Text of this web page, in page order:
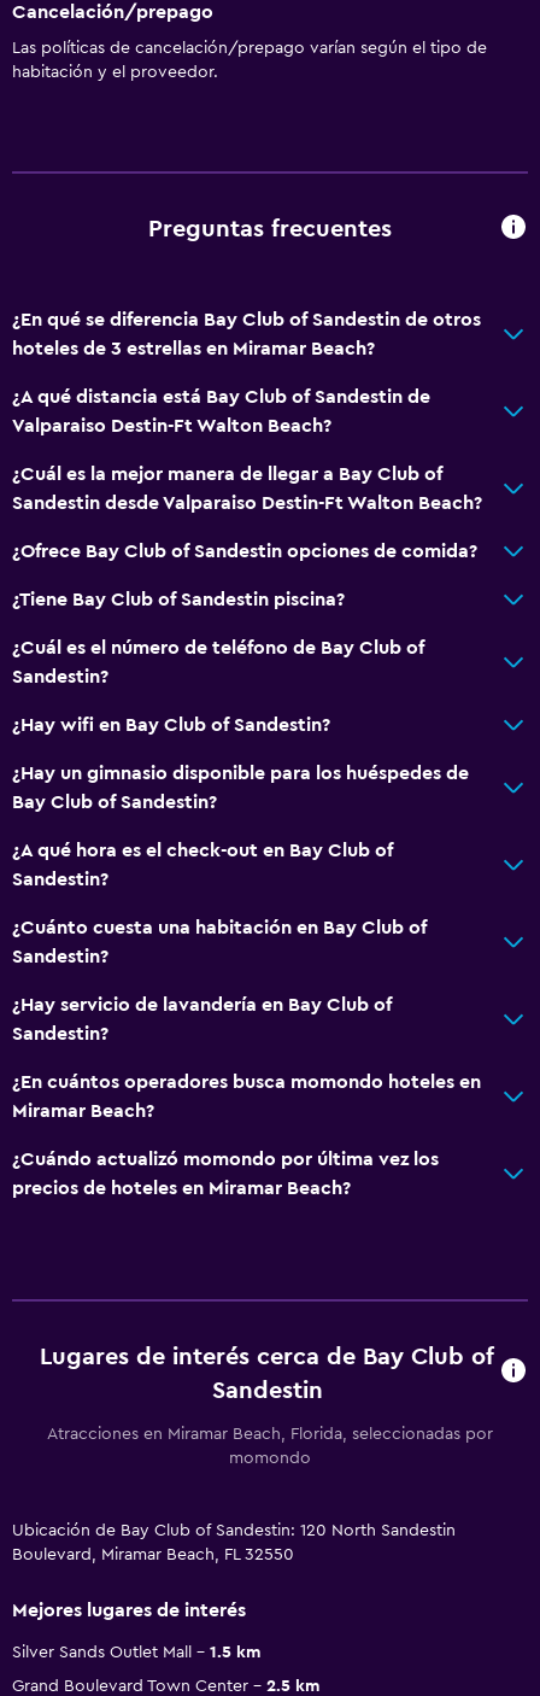
Cancelación/prepago
Las políticas de cancelación/prepago varían según el tipo de
habitación y el proveedor.
Preguntas frecuentes
¿En qué se diferencia Bay Club of Sandestin de otros
hoteles de 3 estrellas en Miramar Beach?
¿A qué distancia está Bay Club of Sandestin de
Valparaiso Destin-Ft Walton Beach?
¿Cuál es la mejor manera de llegar a Bay Club of
Sandestin desde Valparaiso Destin-Ft Walton Beach?
¿Ofrece Bay Club of Sandestin opciones de comida?
¿Tiene Bay Club of Sandestin piscina?
¿Cuál es el número de teléfono de Bay Club of
Sandestin?
¿Hay wifi en Bay Club of Sandestin?
¿Hay un gimnasio disponible para los huéspedes de
Bay Club of Sandestin?
¿A qué hora es el check-out en Bay Club of
Sandestin?
¿Cuánto cuesta una habitación en Bay Club of
Sandestin?
¿Hay servicio de lavandería en Bay Club of
Sandestin?
¿En cuántos operadores busca momondo hoteles en
Miramar Beach?
¿Cuándo actualizó momondo por última vez los
precios de hoteles en Miramar Beach?
Lugares de interés cerca de Bay Club of
Sandestin
Atracciones en Miramar Beach, Florida, seleccionadas por
momondo
Ubicación de Bay Club of Sandestin: 120 North Sandestin
Boulevard, Miramar Beach, FL 32550
Mejores lugares de interés
Silver Sands Outlet Mall
1.5 km
Grand Boulevard Town Center
2.5 km